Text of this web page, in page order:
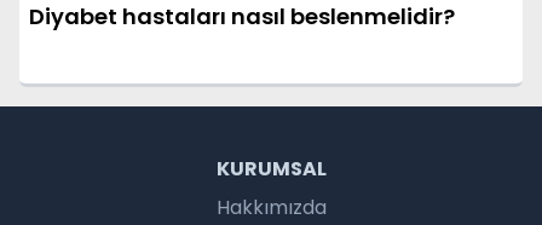
Diyabet hastaları nasıl beslenmelidir?
KURUMSAL
Hakkımızda